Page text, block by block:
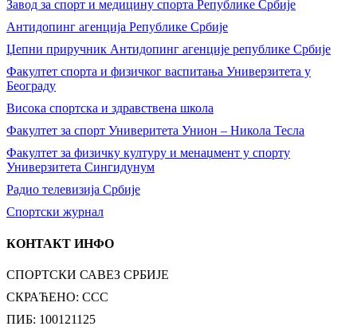
Завод за спорт и медицину спорта Републике Србије
Антидопинг агенција Републике Србије
Џепни приручник Антидопинг агенције републике Србије
Факултет спорта и физичког васпитања Универзитета у
Београду
Висока спортска и здравствена школа
Факултет за спорт Универитета Унион – Никола Тесла
Факултет за физичку културу и менаџмент у спорту
Универзитета Сингидунум
Радио телевизија Србије
Спортски журнал
КОНТАКТ ИНФО
СПОРТСКИ САВЕЗ СРБИЈЕ
СКРАЋЕНО: ССС
ПИБ: 100121125